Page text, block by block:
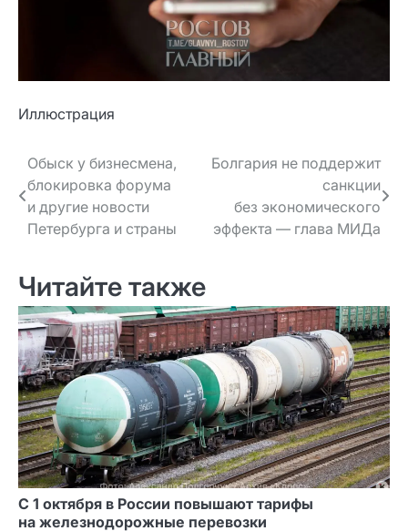
Иллюстрация
Навигация
по записям
Обыск у бизнесмена,
блокировка форума
и другие новости
Петербурга и страны
Болгария не поддержит
санкции
без экономического
эффекта — глава МИДа
Читайте также
С 1 октября в России повышают тарифы
на железнодорожные перевозки